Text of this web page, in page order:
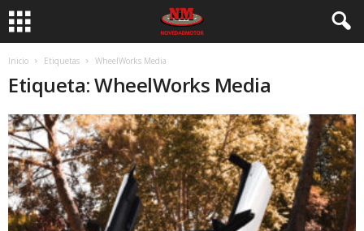
Inicio Etiquetas WheelWorks Media
Etiqueta: WheelWorks Media